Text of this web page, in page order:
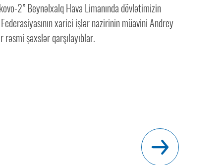
2” Beynəlxalq Hava Limanında dövlətimizin
Federasiyasının xarici işlər nazirinin müavini Andrey
rəsmi şəxslər qarşılayıblar.